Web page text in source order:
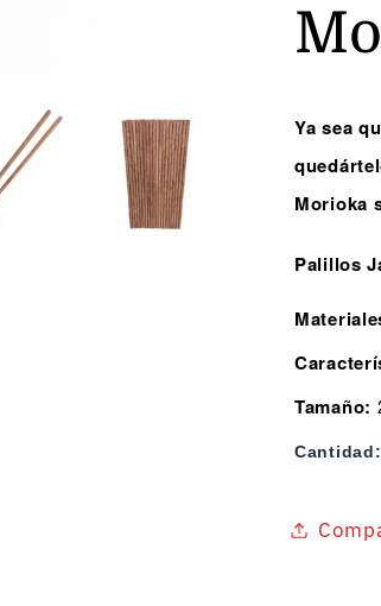
Ya sea
Morioka
Palillos
Tamaño:
Cantidad: